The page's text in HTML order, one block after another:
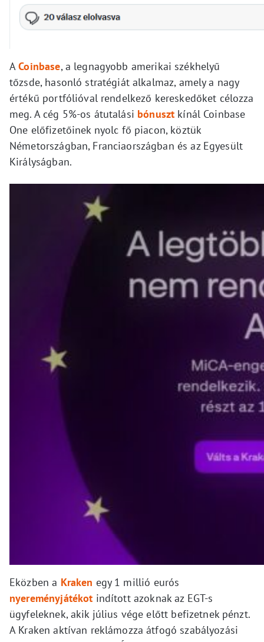
ACoinbase, a legnagyobb amerikai székhelyű
tőzsde, hasonló stratégiát alkalmaz, amely a nagy
értékű portfólióval rendelkező kereskedőket célozza
meg. A cég 5%-os átutalási bónuszt kínál Coinbase
One előfizetőinek nyolc fő piacon, köztük
Németországban, Franciaországban és az Egyesült
Királyságban.
Eközben a Kraken egy 1 millió eurós
nyereményjátékot indított azoknak az EGT-s
ügyfeleknek, akik július vége előtt befizetnek pénzt.
A Kraken aktívan reklámozza átfogó szabályozási